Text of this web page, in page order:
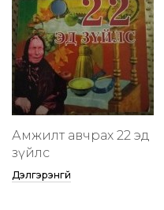
Амжилт авчрах 22 эд
зүйлс
Дэлгэрэнгүй